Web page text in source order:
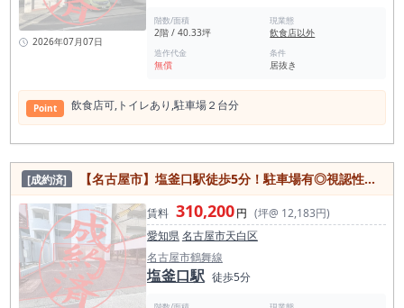
2026年07月07日
階数/面積
2階 / 40.33坪
現業態
飲食店以外
造作代金
無償
条件
居抜き
Point 飲⾷店可,トイレあり,駐⾞場２台分
[成約済] 【名古屋市】塩釜⼝駅徒歩5分！駐車場有◎視認性良好 1階路面店 スケルトン物件
賃料 310,200円 (坪@ 12,183円)
愛知県名古屋市天白区
名古屋市鶴舞線
塩釜口駅 徒歩5分